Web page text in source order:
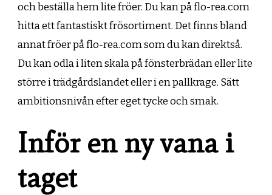
och beställa hem lite fröer. Du kan på flo-rea.com
hitta ett fantastiskt frösortiment. Det finns bland
annat fröer på flo-rea.com som du kan direktså.
Du kan odla i liten skala på fönsterbrädan eller lite
större i trädgårdslandet eller i en pallkrage. Sätt
ambitionsnivån efter eget tycke och smak.
Inför en ny vana i
taget